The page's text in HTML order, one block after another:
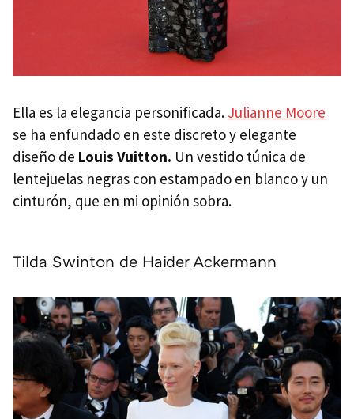
Ella es la elegancia personificada. Julianne Moore
se ha enfundado en este discreto y elegante
diseño de Louis Vuitton. Un vestido túnica de
lentejuelas negras con estampado en blanco y un
cinturón, que en mi opinión sobra.
Tilda Swinton de Haider Ackermann